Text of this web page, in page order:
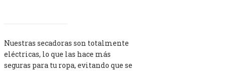
Nuestras secadoras son totalmente
eléctricas, lo que las hace más
seguras para tu ropa, evitando que se